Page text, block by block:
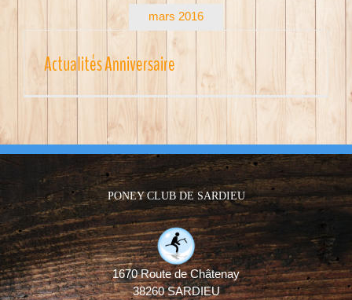
mars 2016
Actualités Anniversaire
PONEY CLUB DE SARDIEU
1670 Route de Châtenay
38260 SARDIEU